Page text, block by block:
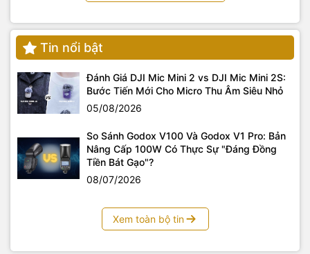
Tin nổi bật
Đánh Giá DJI Mic Mini 2 vs DJI Mic Mini 2S:
Bước Tiến Mới Cho Micro Thu Âm Siêu Nhỏ
05/08/2026
So Sánh Godox V100 Và Godox V1 Pro: Bản
Nâng Cấp 100W Có Thực Sự "Đáng Đồng
Tiền Bát Gạo"?
08/07/2026
Xem toàn bộ tin